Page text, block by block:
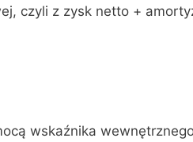
czyli z zysk netto +
wskaźnika